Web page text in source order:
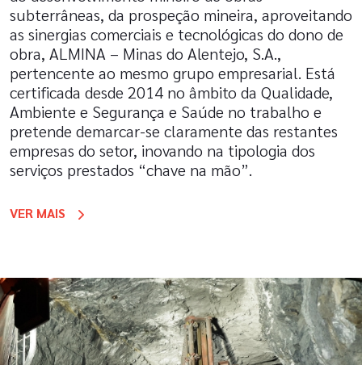
subterrâneas, da prospeção mineira, aproveitando
as sinergias comerciais e tecnológicas do dono de
obra, ALMINA – Minas do Alentejo, S.A.,
pertencente ao mesmo grupo empresarial. Está
certificada desde 2014 no âmbito da Qualidade,
Ambiente e Segurança e Saúde no trabalho e
pretende demarcar-se claramente das restantes
empresas do setor, inovando na tipologia dos
serviços prestados “chave na mão”.
VER MAIS